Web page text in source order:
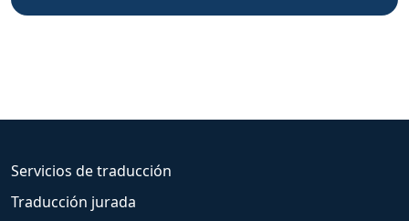
Servicios de traducción
Traducción jurada